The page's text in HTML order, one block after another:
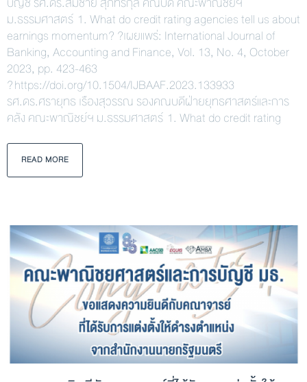
ม.ธรรมศาสตร์ 1. What do credit rating agencies tell us about
earnings momentum? ?เผยแพร่: International Journal of
Banking, Accounting and Finance, Vol. 13, No. 4, October
2023, pp. 423-463
? https://doi.org/10.1504/IJBAAF.2023.133933
รศ.ดร.ศรายุทธ เรืองสุวรรณ รองคณบดีฝ่ายยุทธศาสตร์และการ
คลัง คณะพาณิชย์ฯ ม.ธรรมศาสตร์ 1. What do credit rating
READ MORE